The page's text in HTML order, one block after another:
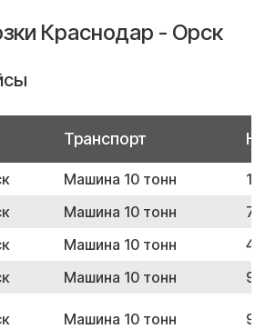
Краснодар - Орск
Транспорт
Машина 10 тонн
Машина 10 тонн
Машина 10 тонн
Машина 10 тонн
Машина 10 тонн